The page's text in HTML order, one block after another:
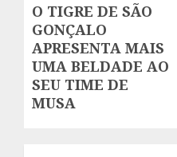
Next
post:
O TIGRE DE SÃO
GONÇALO
APRESENTA MAIS
UMA BELDADE AO
SEU TIME DE
MUSA